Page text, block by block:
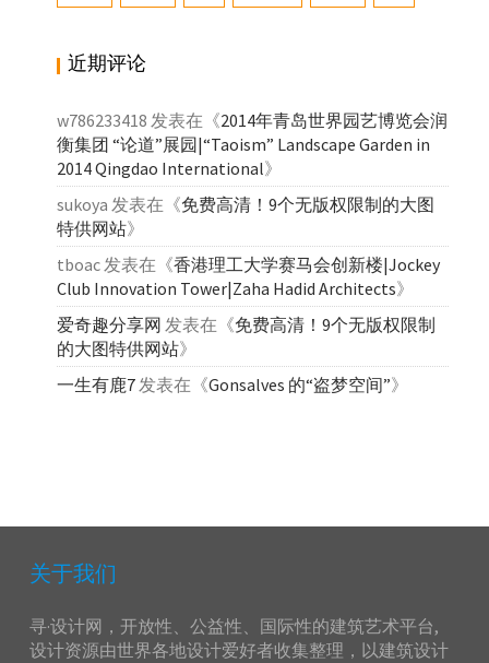
近期评论
w786233418 发表在《2014年青岛世界园艺博览会润
衡集团 “论道”展园|“Taoism” Landscape Garden in
2014 Qingdao International》
sukoya 发表在《免费高清！9个无版权限制的大图
特供网站》
tboac发表在《香港理工大学赛马会创新楼|Jockey
Club Innovation Tower|Zaha Hadid Architects》
爱奇趣分享网 发表在《免费高清！9个无版权限制
的大图特供网站》
一生有鹿7发表在《Gonsalves 的“盗梦空间”》
关于我们
寻·设计网，开放性、公益性、国际性的建筑艺术平台,
设计资源由世界各地设计爱好者收集整理，以建筑设计